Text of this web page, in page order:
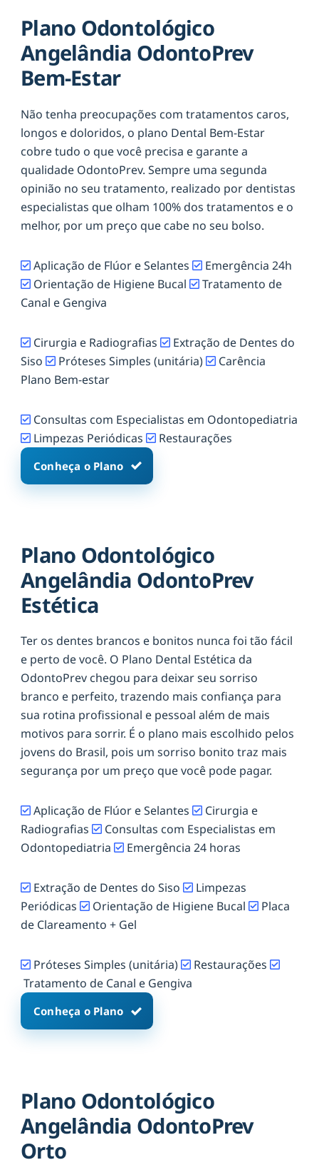
Plano Odontológico
Angelândia OdontoPrev
Bem-Estar
Não tenha preocupações com tratamentos caros,
longos e doloridos, o plano Dental Bem-Estar
cobre tudo o que você precisa e garante a
qualidade OdontoPrev. Sempre uma segunda
opinião no seu tratamento, realizado por dentistas
especialistas que olham 100% dos tratamentos e o
melhor, por um preço que cabe no seu bolso.
Aplicação de Flúor e Selantes
Emergência 24h
Orientação de Higiene Bucal
Tratamento de
Canal e Gengiva
Cirurgia e Radiografias
Extração de Dentes do
Siso
Próteses Simples (unitária)
Carência
Plano Bem-estar
Consultas com Especialistas em Odontopediatria
Limpezas Periódicas
Restaurações
Conheça o Plano
Plano Odontológico
Angelândia OdontoPrev
Estética
Ter os dentes brancos e bonitos nunca foi tão fácil
e perto de você. O Plano Dental Estética da
OdontoPrev chegou para deixar seu sorriso
branco e perfeito, trazendo mais confiança para
sua rotina profissional e pessoal além de mais
motivos para sorrir. É o plano mais escolhido pelos
jovens do Brasil, pois um sorriso bonito traz mais
segurança por um preço que você pode pagar.
Aplicação de Flúor e Selantes
Cirurgia e
Radiografias
Consultas com Especialistas em
Odontopediatria
Emergência 24 horas
Extração de Dentes do Siso
Limpezas
Periódicas
Orientação de Higiene Bucal
Placa
de Clareamento + Gel
Próteses Simples (unitária)
Restaurações
Tratamento de Canal e Gengiva
Conheça o Plano
Plano Odontológico
Angelândia OdontoPrev
Orto